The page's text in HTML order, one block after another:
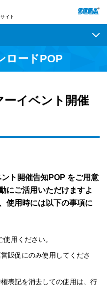
イト
ロードPOP
ーイベント開催
ト開催告知POP をご用意
にご活用いただけますよ
使用時には以下の事項に
使用ください。
販促にのみ使用してくださ
表記を消去しての使用は、行